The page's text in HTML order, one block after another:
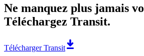
Ne manquez plus jamais
Téléchargez Transit.
Télécharger Transit